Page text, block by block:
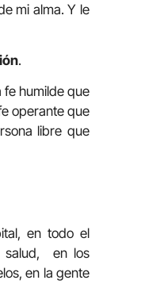
mi alma. Y le
.
fe humilde que
operante que
libre que
en todo el
salud, en los
en la gente